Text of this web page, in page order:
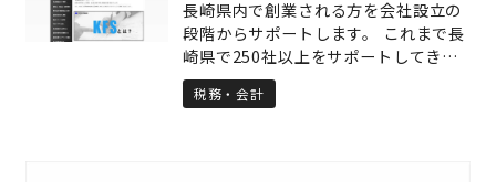
長崎県内で創業される方を会社設立の
段階からサポートします。 これまで長
崎県で250社以上をサポートしてきた
実績から、地元を盛り上げるためにも
新規開業される方をサポートしたいと
税務・会計